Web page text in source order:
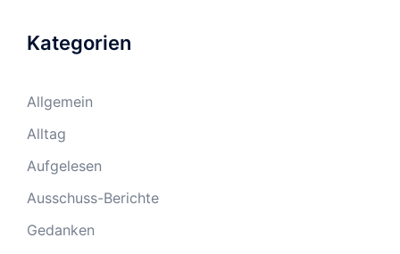
Kategorien
Allgemein
Alltag
Aufgelesen
Ausschuss-Berichte
Gedanken